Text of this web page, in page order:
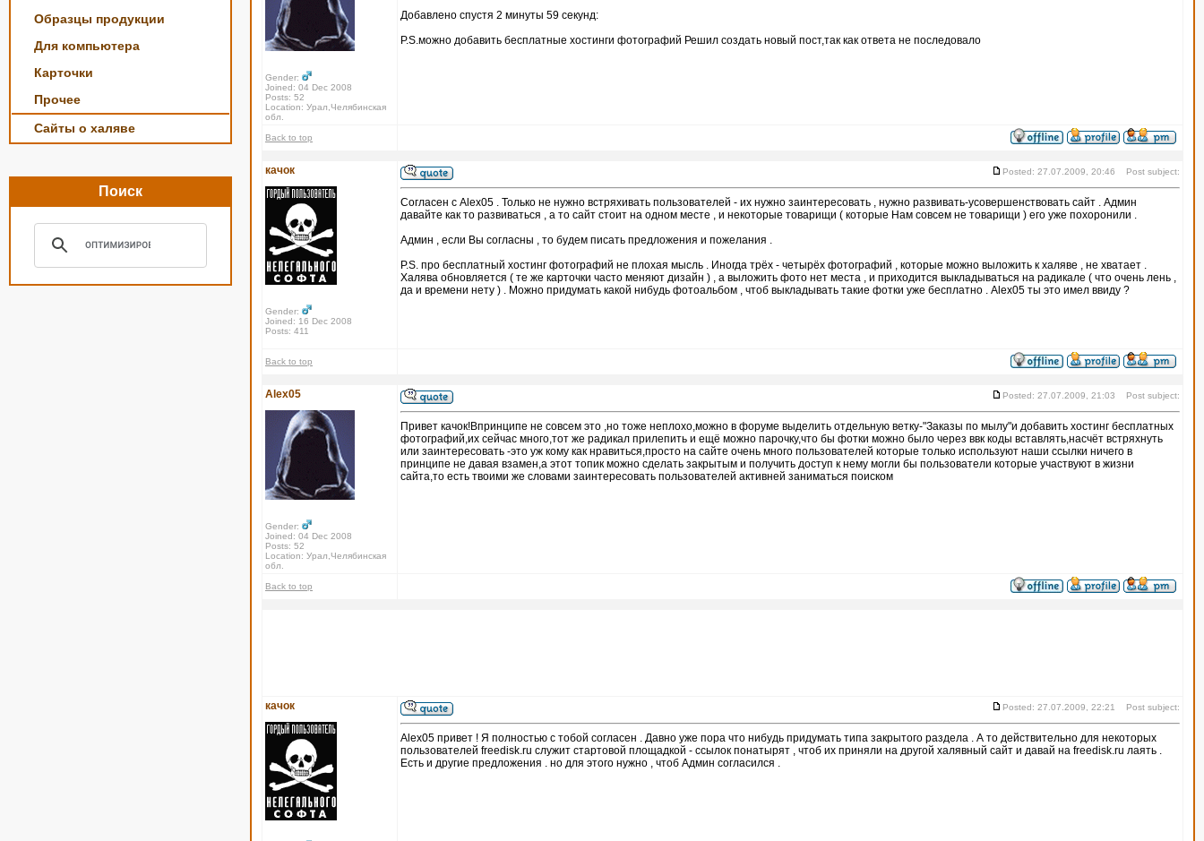
Образцы продукции
Для компьютера
Карточки
Прочее
Сайты о халяве
Поиск
Gender:
Joined: 04 Dec 2008
Posts: 52
Location: Урал,Челябинская
обл.
Добавлено спустя 2 минуты 59 секунд:
P.S.можно добавить бесплатные хостинги фотографий Решил создать новый пост,так как ответа не последовало
Back to top
качок
Gender:
Joined: 16 Dec 2008
Posts: 411
Posted: 27.07.2009, 20:46 Post subject:
Согласен с Alex05 . Только не нужно встряхивать пользователей - их нужно заинтересовать , нужно развивать-усовершенствовать сайт . Админ
давайте как то развиваться , а то сайт стоит на одном месте , и некоторые товарищи ( которые Нам совсем не товарищи ) его уже похоронили .
Админ , если Вы согласны , то будем писать предложения и пожелания .
P.S. про бесплатный хостинг фотографий не плохая мысль . Иногда трёх - четырёх фотографий , которые можно выложить к халяве , не хватает .
Халява обновляется ( те же карточки часто меняют дизайн ) , а выложить фото нет места , и приходится выкладываться на радикале ( что очень лень ,
да и времени нету ) . Можно придумать какой нибудь фотоальбом , чтоб выкладывать такие фотки уже бесплатно . Alex05 ты это имел ввиду ?
Back to top
Alex05
Gender:
Joined: 04 Dec 2008
Posts: 52
Location: Урал,Челябинская
обл.
Posted: 27.07.2009, 21:03 Post subject:
Привет качок!Впринципе не совсем это ,но тоже неплохо,можно в форуме выделить отдельную ветку-"Заказы по мылу"и добавить хостинг бесплатных
фотографий,их сейчас много,тот же радикал прилепить и ещё можно парочку,что бы фотки можно было через ввк коды вставлять,насчёт встряхнуть
или заинтересовать -это уж кому как нравиться,просто на сайте очень много пользователей которые только используют наши ссылки ничего в
принципе не давая взамен,а этот топик можно сделать закрытым и получить доступ к нему могли бы пользователи которые участвуют в жизни
сайта,то есть твоими же словами заинтересовать пользователей активней заниматься поиском
Back to top
качок Posted: 27.07.2009, 22:21 Post subject:
Alex05 привет ! Я полностью с тобой согласен . Давно уже пора что нибудь придумать типа закрытого раздела . А то действительно для некоторых
пользователей freedisk.ru служит стартовой площадкой - ссылок понатырят , чтоб их приняли на другой халявный сайт и давай на freedisk.ru лаять .
Есть и другие предложения . но для этого нужно , чтоб Админ согласился .